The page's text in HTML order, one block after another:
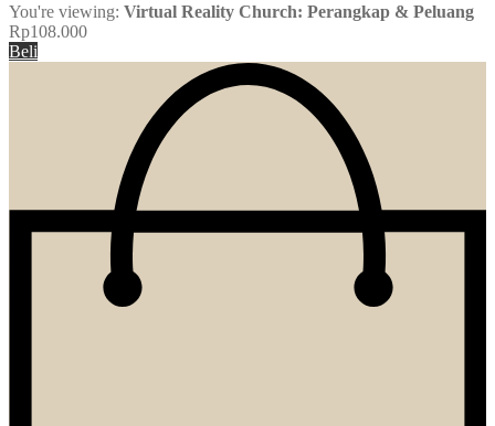
You're viewing: Virtual Reality Church: Perangkap & Peluang
Rp108.000
Beli